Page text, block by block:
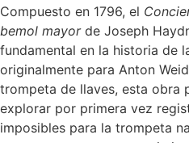
Compuesto en 1796, el
bemol mayorde Joseph
fundamental en la historia de
originalmente para Anton
trompeta de llaves, esta obra
explorar por primera vez
imposibles para la trompeta